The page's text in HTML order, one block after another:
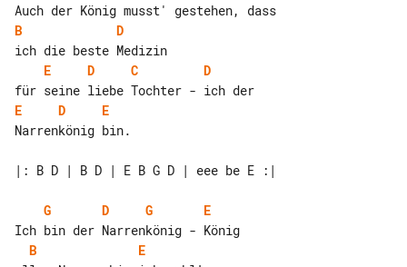
B
D
E
D C
D
E
D
E
Narrenkönig bin.
|: B D | B D | E B G D | eee be E :|
G D G
E
B
E